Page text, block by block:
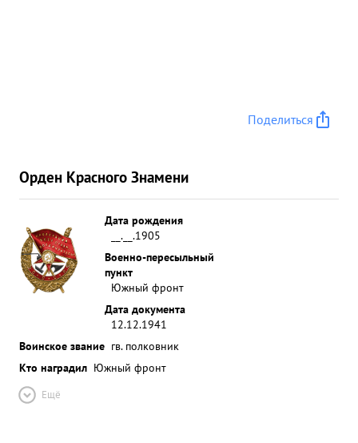
Поделиться
Орден Красного Знамени
Дата рождения
__.__.1905
Военно-пересыльный
пункт
Южный фронт
Дата документа
12.12.1941
Воинское звание гв. полковник
Кто наградил Южный фронт
Ещё